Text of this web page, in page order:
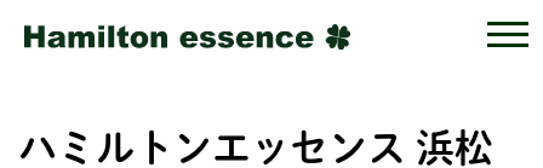
ハミルトンエッセンス 浜松